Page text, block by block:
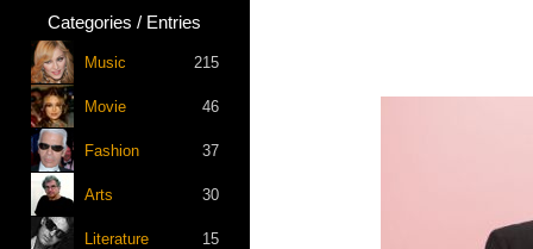
Categories / Entries
Music 215
Movie 46
Fashion 37
Arts 30
Literature 15